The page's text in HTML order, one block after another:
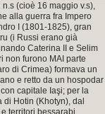
(cioè 16 maggio v.s),
alla guerra fra Impero
I (1801-1825), gran
(i Russi erano già
Caterina II e Selim
non furono MAI parte
di Crimea) formava un
e retto da un hospodar
capitale Iaşi; per la
Hotin (Khotyn), dal
territori bessarabi